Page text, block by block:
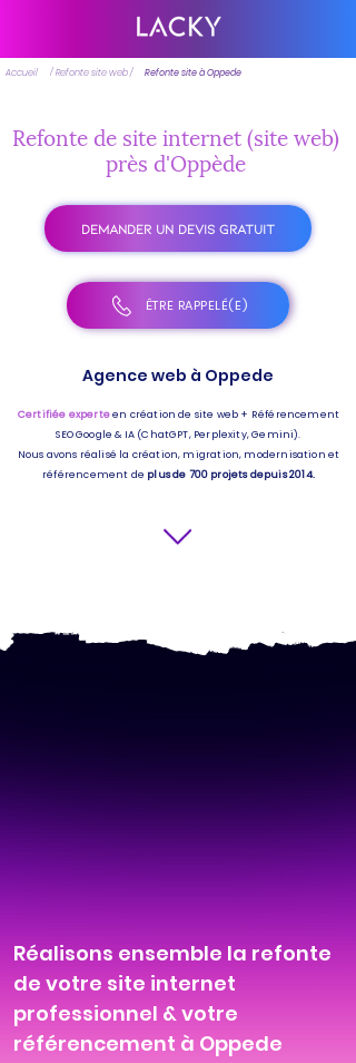
Accueil / Refonte site web / Refonte site à Oppede
Refonte de site internet (site web)
près d'Oppède
DEMANDER UN DEVIS GRATUIT
ÊTRE RAPPELÉ(E)
Agence web à Oppede
Certifiée experteen création de site web + Référencement
SEO Google & IA (ChatGPT, Perplexity, Gemini).
Nous avons réalisé la création, migration, modernisation et
référencement de plus de 700 projets depuis 2014.
Réalisons ensemble la refonte
de votre site internet
professionnel & votre
référencement à Oppede